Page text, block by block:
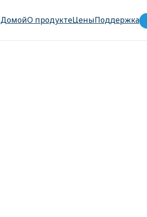
ДомойО продуктеЦеныПоддержка